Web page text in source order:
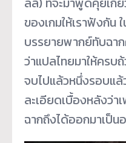
ของเกมให้เราฟังกัน
บรรยายพากย์ทับฉา
ว่าแปลไทยมาให้ครบ
จบไปแล้วหนึ่งรอบแล้
ละเอียดเบื้องหลังว่า
ฉากถึงได้ออกมาเป็น